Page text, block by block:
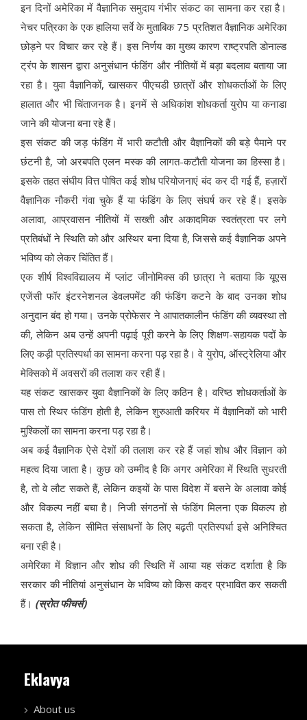
इन दिनों अमेरिका में वैज्ञानिक समुदाय गंभीर संकट का सामना कर रहा है।
नेचर पत्रिका के एक हालिया सर्वे के मुताबिक 75 प्रतिशत वैज्ञानिक अमेरिका
छोड़ने पर विचार कर रहे हैं। इस निर्णय का मुख्य कारण राष्ट्रपति डोनाल्ड
ट्रंप के शासन द्वारा अनुसंधान फंडिंग और नीतियों में बड़ा बदलाव बताया जा
रहा है। युवा वैज्ञानिकों, खासकर पीएचडी छात्रों और शोधकर्ताओं के लिए
हालात और भी चिंताजनक है। इनमें से अधिकांश शोधकर्ता युरोप या कनाडा
जाने की योजना बना रहे हैं।
इस संकट की जड़ फंडिंग में भारी कटौती और वैज्ञानिकों की बड़े पैमाने पर
छंटनी है, जो अरबपति एलन मस्क की लागत-कटौती योजना का हिस्सा है।
इसके तहत संघीय वित्त पोषित कई शोध परियोजनाएं बंद कर दी गई हैं, हज़ारों
वैज्ञानिक नौकरी गंवा चुके हैं या फंडिंग के लिए संघर्ष कर रहे हैं। इसके
अलावा, आप्रवासन नीतियों में सख्ती और अकादमिक स्वतंत्रता पर लगे
प्रतिबंधों ने स्थिति को और अस्थिर बना दिया है, जिससे कई वैज्ञानिक अपने
भविष्य को लेकर चिंतित हैं।
एक शीर्ष विश्वविद्यालय में प्लांट जीनोमिक्स की छात्रा ने बताया कि यूएस
एजेंसी फॉर इंटरनेशनल डेवलपमेंट की फंडिंग कटने के बाद उनका शोध
अनुदान बंद हो गया। उनके प्रोफेसर ने आपातकालीन फंडिंग की व्यवस्था तो
की, लेकिन अब उन्हें अपनी पढ़ाई पूरी करने के लिए शिक्षण-सहायक पदों के
लिए कड़ी प्रतिस्पर्धा का सामना करना पड़ रहा है। वे युरोप, ऑस्ट्रेलिया और
मेक्सिको में अवसरों की तलाश कर रही हैं।
यह संकट खासकर युवा वैज्ञानिकों के लिए कठिन है। वरिष्ठ शोधकर्ताओं के
पास तो स्थिर फंडिंग होती है, लेकिन शुरुआती करियर में वैज्ञानिकों को भारी
मुश्किलों का सामना करना पड़ रहा है।
अब कई वैज्ञानिक ऐसे देशों की तलाश कर रहे हैं जहां शोध और विज्ञान को
महत्व दिया जाता है। कुछ को उम्मीद है कि अगर अमेरिका में स्थिति सुधरती
है, तो वे लौट सकते हैं, लेकिन कइयों के पास विदेश में बसने के अलावा कोई
और विकल्प नहीं बचा है। निजी संगठनों से फंडिंग मिलना एक विकल्प हो
सकता है, लेकिन सीमित संसाधनों के लिए बढ़ती प्रतिस्पर्धा इसे अनिश्चित
बना रही है।
अमेरिका में विज्ञान और शोध की स्थिति में आया यह संकट दर्शाता है कि
सरकार की नीतियां अनुसंधान के भविष्य को किस कदर प्रभावित कर सकती
हैं। (स्रोत फीचर्स)
Eklavya
About us